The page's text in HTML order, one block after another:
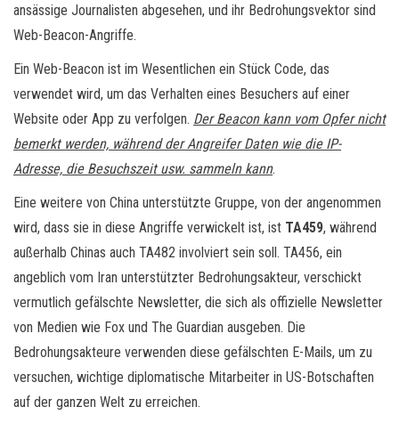
ansässige Journalisten abgesehen, und ihr Bedrohungsvektor sind
Web-Beacon-Angriffe.
Ein Web-Beacon ist im Wesentlichen ein Stück Code, das
verwendet wird, um das Verhalten eines Besuchers auf einer
Website oder App zu verfolgen. Der Beacon kann vom Opfer nicht
bemerkt werden, während der Angreifer Daten wie die IP-
Adresse, die Besuchszeit usw. sammeln kann.
Eine weitere von China unterstützte Gruppe, von der angenommen
wird, dass sie in diese Angriffe verwickelt ist, ist TA459, während
außerhalb Chinas auch TA482 involviert sein soll. TA456, ein
angeblich vom Iran unterstützter Bedrohungsakteur, verschickt
vermutlich gefälschte Newsletter, die sich als offizielle Newsletter
von Medien wie Fox und The Guardian ausgeben. Die
Bedrohungsakteure verwenden diese gefälschten E-Mails, um zu
versuchen, wichtige diplomatische Mitarbeiter in US-Botschaften
auf der ganzen Welt zu erreichen.